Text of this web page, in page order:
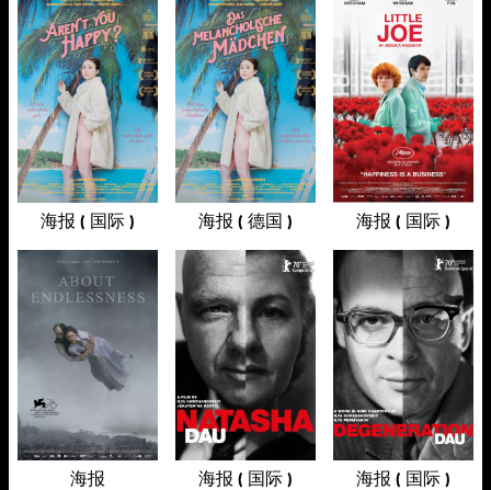
海报 ( 国际 ) 海报 ( 德国 ) 海报 ( 国际 )
海报 海报 ( 国际 ) 海报 ( 国际 )